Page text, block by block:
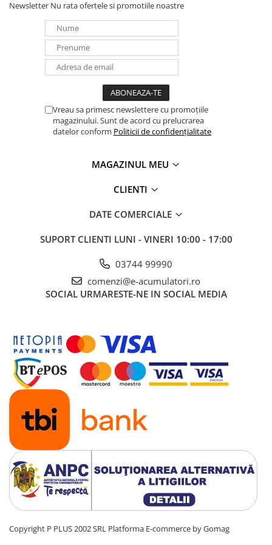
Racire/Incalzire
Statii energie portabile
Intrerupatoare si prize
Dulapuri pentru cablare
structurata
cabluri USB, prelungitoare USB
Solutii solare portabile
Acumulatori
Invertoare
Sisteme de prindere
Statii de incarcare EV
OUTLET
Pompe de caldura
Newsletter Nu rata ofertele si promotiile noastre
Vreau sa primesc newslettere cu promoțiile
magazinului. Sunt de acord cu prelucrarea
datelor conform Politicii de confidențialitate
MAGAZINUL MEU
CLIENTI
DATE COMERCIALE
SUPORT CLIENTI LUNI - VINERI 10:00 - 17:00
03744 99990
comenzi@e-acumulatori.ro
SOCIAL URMARESTE-NE IN SOCIAL MEDIA
Copyright P PLUS 2002 SRL Platforma E-commerce by Gomag